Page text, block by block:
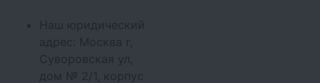
Наш юридический
адрес: Москва г,
Суворовская ул,
дом № 2/1, корпус